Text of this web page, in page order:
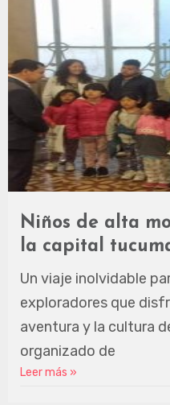
Niños de alta
la capital
Un viaje inolvidable
exploradores que
aventura y la cultura
organizado de
Leer más »